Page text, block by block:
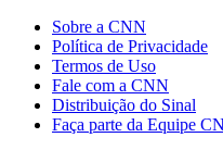
Sobre a CNN
Política de Privacidade
Termos de Uso
Fale com a CNN
Distribuição do Sinal
Faça parte da Equipe